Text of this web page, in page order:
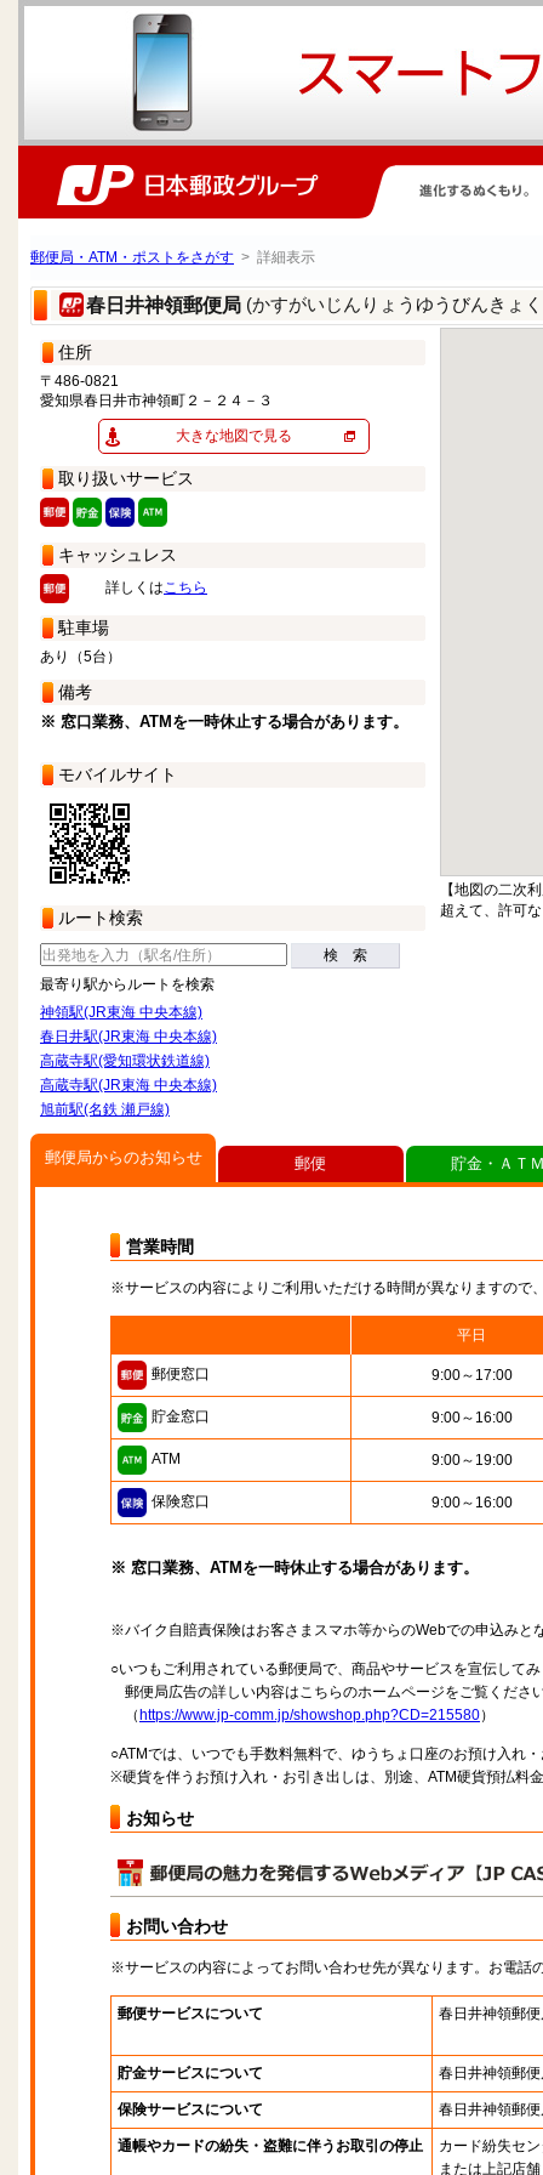
郵便局・ATM・ポストをさがす > 詳細表示
春日井神領郵便局 (かすがいじんりょうゆうびんきょ
住所
〒486-0821
愛知県春日井市神領町２－２４－３
大きな地図で見る
取り扱いサービス
キャッシュレス
詳しくはこちら
駐車場
あり（5台）
備考
※ 窓口業務、ATMを一時休止する場合があります。
モバイルサイト
ルート検索
検 索
最寄り駅からルートを検索
神領駅(JR東海 中央本線)
春日井駅(JR東海 中央本線)
高蔵寺駅(愛知環状鉄道線)
高蔵寺駅(JR東海 中央本線)
旭前駅(名鉄 瀬戸線)
【地図の二次
超えて、許可
郵便局からのお知らせ
営業時間
※サービスの内容によりご利用いただける時間が異なりますので
平日
郵便窓口 9:00～17:00
貯金窓口 9:00～16:00
ATM 9:00～19:00
保険窓口 9:00～16:00
※ 窓口業務、ATMを一時休止する場合があります。
※バイク自賠責保険はお客さまスマホ等からのWebでの申込みと
○いつもご利用されている郵便局で、商品やサービスを宣伝して
郵便局広告の詳しい内容はこちらのホームページをご覧くださ
（ https://www.jp-comm.jp/showshop.php?CD=215580）
○ATMでは、いつでも手数料無料で、ゆうちょ口座のお預け入れ
※硬貨を伴うお預け入れ・お引き出しは、別途、ATM硬貨預払料
お知らせ
お問い合わせ
※サービスの内容によってお問い合わせ先が異なります。お電話
郵便サービスについて 春日井神領郵
貯金サービスについて 春日井神領郵
保険サービスについて 春日井神領郵
通帳やカードの紛失・盗難に伴うお取引の停止
カード紛失セ
または上記店舗
郵便 貯金・ＡＴ